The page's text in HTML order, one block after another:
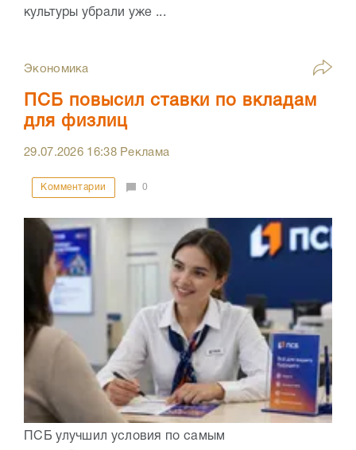
культуры убрали уже ...
Экономика
ПСБ повысил ставки по вкладам
для физлиц
29.07.2026 16:38Реклама
Комментарии 0
ПСБ улучшил условия по самым